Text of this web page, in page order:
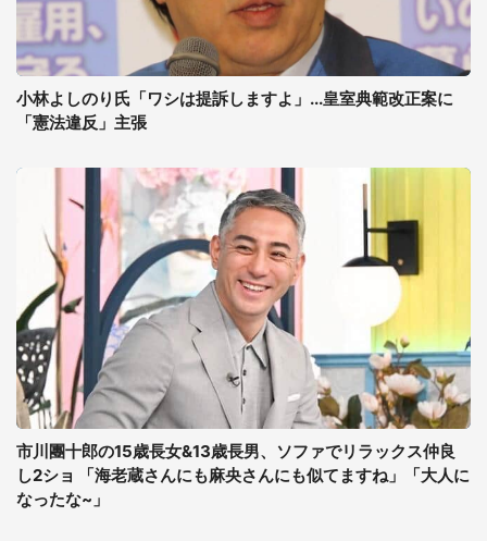
小林よしのり氏「ワシは提訴しますよ」...皇室典範改正案に
「憲法違反」主張
市川團十郎の15歳長女&13歳長男、ソファでリラックス仲良
し2ショ 「海老蔵さんにも麻央さんにも似てますね」「大人に
なったな~」